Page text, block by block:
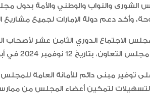
الشورى والنواب والوطني والأمة بدول
الاجتماع الدوري الثامن عشر لأصحاب
لتمكين أعضاء المجلس من